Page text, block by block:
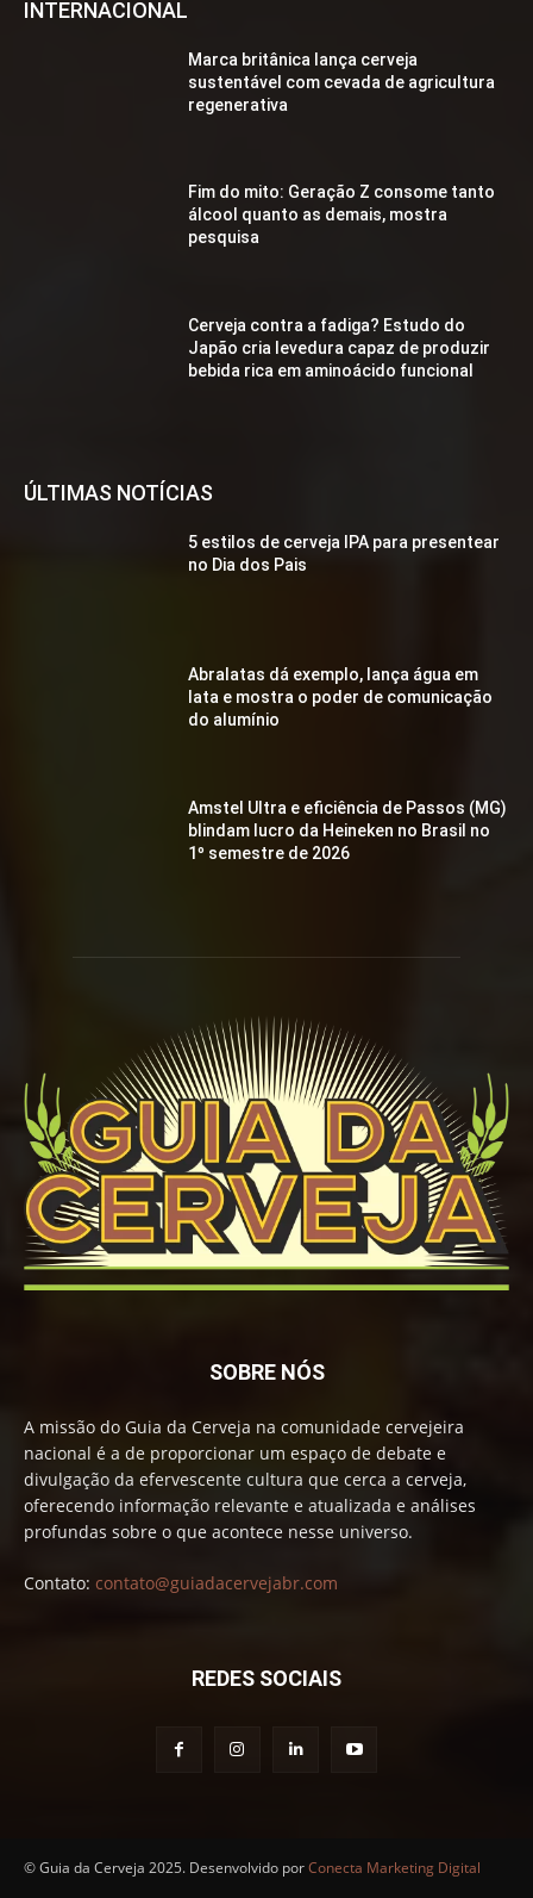
INTERNACIONAL
Marca britânica lança cerveja
sustentável com cevada de agricultura
regenerativa
Fim do mito: Geração Z consome tanto
álcool quanto as demais, mostra
pesquisa
Cerveja contra a fadiga? Estudo do
Japão cria levedura capaz de produzir
bebida rica em aminoácido funcional
ÚLTIMAS NOTÍCIAS
5 estilos de cerveja IPA para presentear
no Dia dos Pais
Abralatas dá exemplo, lança água em
lata e mostra o poder de comunicação
do alumínio
Amstel Ultra e eficiência de Passos (MG)
blindam lucro da Heineken no Brasil no
1º semestre de 2026
SOBRE NÓS
A missão do Guia da Cerveja na comunidade cervejeira
nacional é a de proporcionar um espaço de debate e
divulgação da efervescente cultura que cerca a cerveja,
oferecendo informação relevante e atualizada e análises
profundas sobre o que acontece nesse universo.
Contato: contato@guiadacervejabr.com
REDES SOCIAIS
© Guia da Cerveja 2025. Desenvolvido porConecta Marketing Digital